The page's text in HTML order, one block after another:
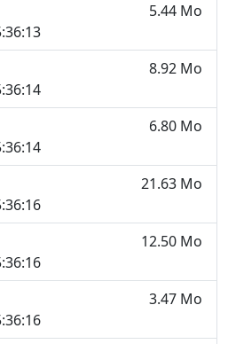
5.44 Mo
8.92 Mo
6.80 Mo
21.63 Mo
12.50 Mo
3.47 Mo